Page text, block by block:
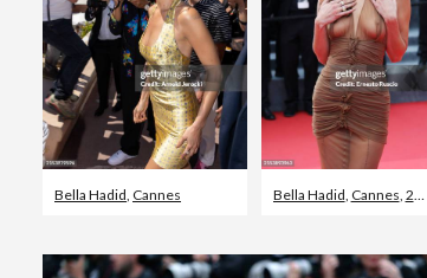
Bella Hadid Cannes Bella Hadid Cannes 2024